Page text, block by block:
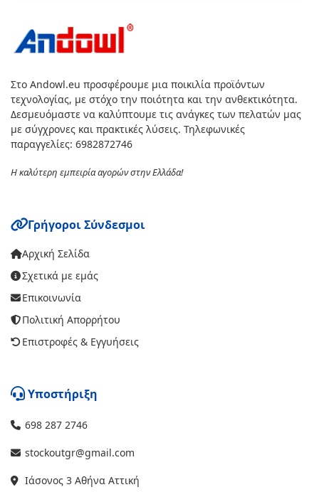
Στο Andowl.eu προσφέρουμε μια ποικιλία προϊόντων
τεχνολογίας, με στόχο την ποιότητα και την ανθεκτικότητα.
Δεσμευόμαστε να καλύπτουμε τις ανάγκες των πελατών μας
με σύγχρονες και πρακτικές λύσεις. Τηλεφωνικές
παραγγελίες: 6982872746
Η καλύτερη εμπειρία αγορών στην Ελλάδα!
Γρήγοροι Σύνδεσμοι
Αρχική Σελίδα
Σχετικά με εμάς
Επικοινωνία
Πολιτική Απορρήτου
Επιστροφές & Εγγυήσεις
Υποστήριξη
698 287 2746
stockoutgr@gmail.com
Ιάσονος 3 Αθήνα Αττική